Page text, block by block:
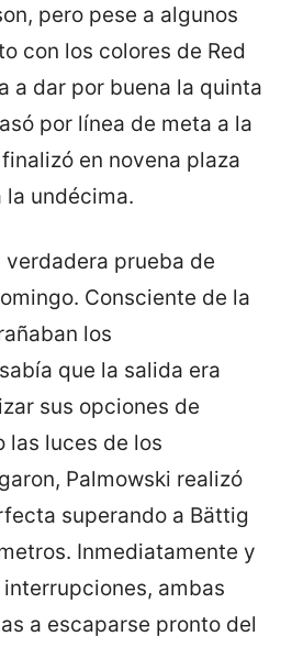
pero pese a algunos
con los colores de Red
a dar por buena la quinta
por línea de meta a la
en novena plaza
la undécima.
verdadera prueba de
Consciente de la
los
que la salida era
sus opciones de
las luces de los
Palmowski realizó
superando a Bättig
Inmediatamente y
ambas
a escaparse pronto del